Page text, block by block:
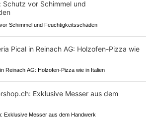
Schimmel und Feuchtigkeitsschäden
Reinach AG: Holzofen-Pizza wie in Italien
Exklusive Messer aus dem Handwerk